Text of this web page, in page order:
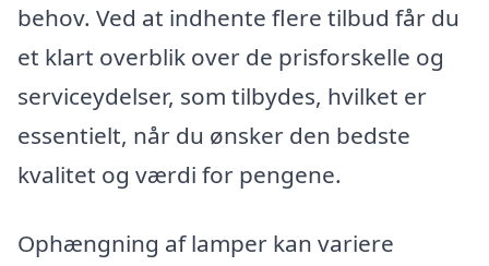
behov. Ved at indhente flere tilbud får du
et klart overblik over de prisforskelle og
serviceydelser, som tilbydes, hvilket er
essentielt, når du ønsker den bedste
kvalitet og værdi for pengene.
Ophængning af lamper kan variere